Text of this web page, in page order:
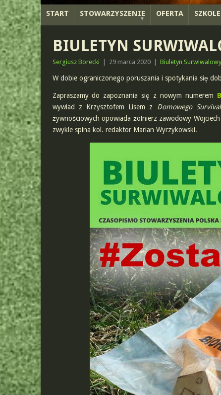
START STOWARZYSZENIE OFERTA
BIULETYN
Sergiusz Borecki 29 marca 2020 Biuletyn Surwiwalowy
W dobie ograniczonego poruszania i spotykania się
Zapraszamy do zapoznania się z nowym numerem
wywiad z Krzysztofem Lisem z Domowego
żywnościowych opowiada żołnierz zawodowy
zwykle spina kol. redaktor Marian Wyrzykowski.